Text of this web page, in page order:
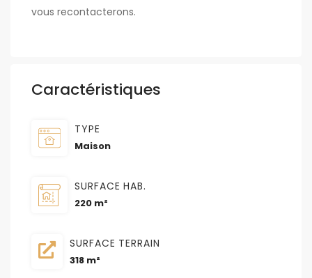
vous recontacterons.
Caractéristiques
TYPE
Maison
SURFACE HAB.
220 m²
SURFACE TERRAIN
318 m²